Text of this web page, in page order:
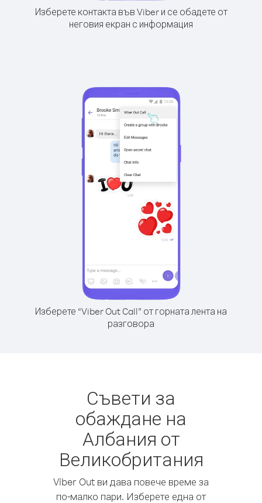
Изберете контакта във Viber и се обадете от
неговия екран с информация
Изберете “Viber Out Call” от горната лента на
разговора
Съвети за
обаждане на
Албания от
Великобритания
Viber Out ви дава повече време за
по-малко пари. Изберете една от